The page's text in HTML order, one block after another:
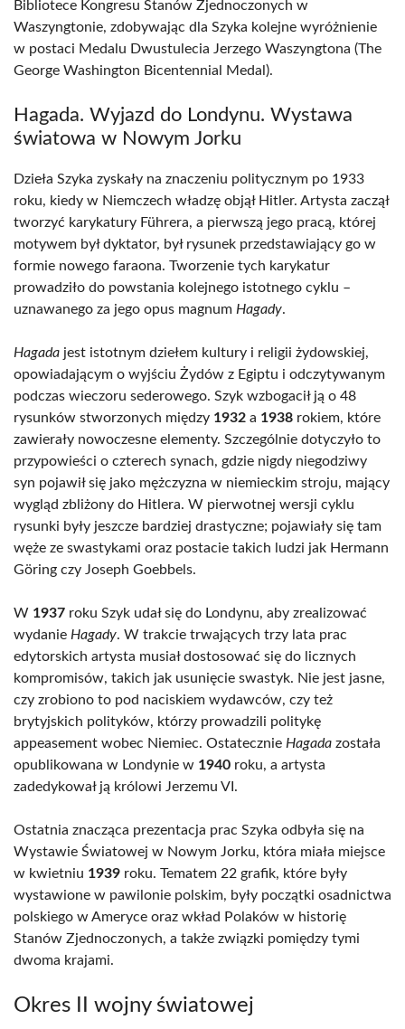
Bibliotece Kongresu Stanów Zjednoczonych w
Waszyngtonie, zdobywając dla Szyka kolejne wyróżnienie
w postaci Medalu Dwustulecia Jerzego Waszyngtona (The
George Washington Bicentennial Medal).
Hagada. Wyjazd do Londynu. Wystawa
światowa w Nowym Jorku
Dzieła Szyka zyskały na znaczeniu politycznym po 1933
roku, kiedy w Niemczech władzę objął Hitler. Artysta zaczął
tworzyć karykatury Führera, a pierwszą jego pracą, której
motywem był dyktator, był rysunek przedstawiający go w
formie nowego faraona. Tworzenie tych karykatur
prowadziło do powstania kolejnego istotnego cyklu –
uznawanego za jego opus magnum Hagady.
Hagada jest istotnym dziełem kultury i religii żydowskiej,
opowiadającym o wyjściu Żydów z Egiptu i odczytywanym
podczas wieczoru sederowego. Szyk wzbogacił ją o 48
rysunków stworzonych między 1932 a 1938 rokiem, które
zawierały nowoczesne elementy. Szczególnie dotyczyło to
przypowieści o czterech synach, gdzie nigdy niegodziwy
syn pojawił się jako mężczyzna w niemieckim stroju, mający
wygląd zbliżony do Hitlera. W pierwotnej wersji cyklu
rysunki były jeszcze bardziej drastyczne; pojawiały się tam
węże ze swastykami oraz postacie takich ludzi jak Hermann
Göring czy Joseph Goebbels.
W 1937 roku Szyk udał się do Londynu, aby zrealizować
wydanie Hagady. W trakcie trwających trzy lata prac
edytorskich artysta musiał dostosować się do licznych
kompromisów, takich jak usunięcie swastyk. Nie jest jasne,
czy zrobiono to pod naciskiem wydawców, czy też
brytyjskich polityków, którzy prowadzili politykę
appeasement wobec Niemiec. Ostatecznie Hagada została
opublikowana w Londynie w 1940 roku, a artysta
zadedykował ją królowi Jerzemu VI.
Ostatnia znacząca prezentacja prac Szyka odbyła się na
Wystawie Światowej w Nowym Jorku, która miała miejsce
w kwietniu 1939 roku. Tematem 22 grafik, które były
wystawione w pawilonie polskim, były początki osadnictwa
polskiego w Ameryce oraz wkład Polaków w historię
Stanów Zjednoczonych, a także związki pomiędzy tymi
dwoma krajami.
Okres II wojny światowej